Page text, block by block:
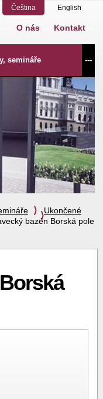
Čeština English
semináře ---
O nás Kontakt
Ukončené
bazén Borská pole